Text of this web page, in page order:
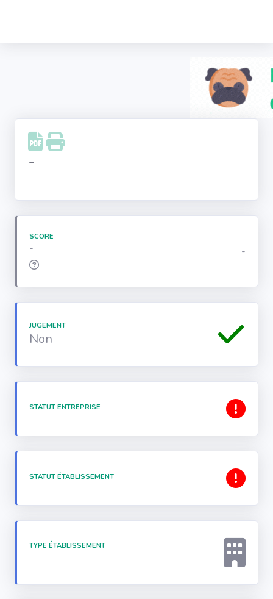
Facebook
Instagram
-
SCORE
- -
JUGEMENT
Non
STATUT ENTREPRISE
STATUT ÉTABLISSEMENT
TYPE ÉTABLISSEMENT